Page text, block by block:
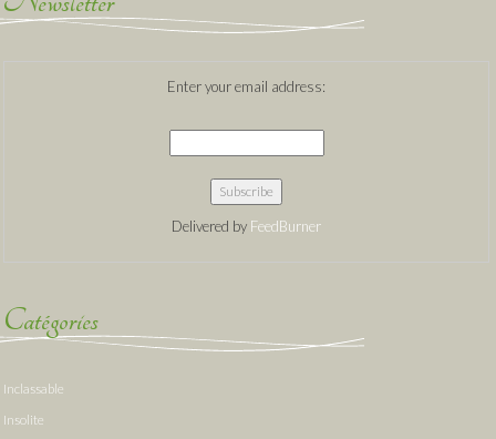
Enter your email address:
Delivered by FeedBurner
Catégories
Inclassable
Insolite